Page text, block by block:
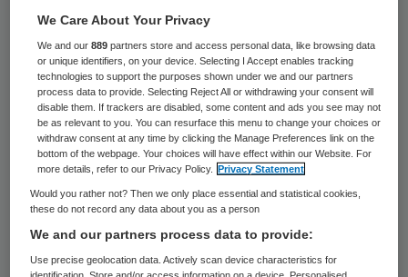
Tijdens het interactieve webinar,
georganiseerd door KPN Health en Skipr,
lieten Malu Gijsbers en Bianca Hol van de
Zorgboog hun licht schijnen op de rol van
domotica bij implementatie van de Wet zorg
en dwang (Wzd). Gijsbers, specialist
Ouderengeneeskunde en Wzd-functionaris,
vertelde dat de Zorgboog de basis van de
Wzd-implementatie op orde heeft. Volgens
Bianca Hol, hoofd ICT-beheer en domotica,
We Care About Your Privacy
We and our889 partners store and access personal data, like browsing data
or unique identifiers, on your device. Selecting I Accept enables tracking
technologies to support the purposes shown under we and our partners
process data to provide. Selecting Reject All or withdrawing your consent will
disable them. If trackers are disabled, some content and ads you see may not
be as relevant to you. You can resurface this menu to change your choices or
withdraw consent at any time by clicking the Manage Preferences link on the
bottom of the webpage. Your choices will have effect within our Website. For
more details, refer to our Privacy Policy.
Privacy Statement
Would you rather not? Then we only place essential and statistical cookies,
these do not record any data about you as a person
We and our partners process data to provide:
Use precise geolocation data. Actively scan device characteristics for
identification. Store and/or access information on a device. Personalised